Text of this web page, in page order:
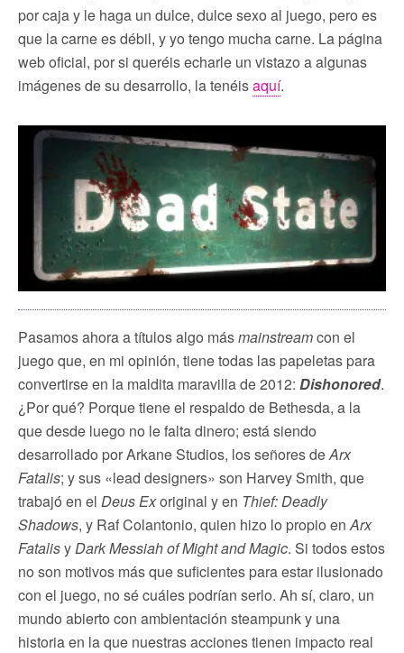
por caja y le haga un dulce, dulce sexo al juego, pero es
que la carne es débil, y yo tengo mucha carne. La página
web oficial, por si queréis echarle un vistazo a algunas
imágenes de su desarrollo, la tenéisaquí.
Pasamos ahora a títulos algo másmainstreamcon el
juego que, en mi opinión, tiene todas las papeletas para
convertirse en la maldita maravilla de 2012: Dishonored.
¿Por qué? Porque tiene el respaldo de Bethesda, a la
que desde luego no le falta dinero; está siendo
desarrollado por Arkane Studios, los señores deArx
Fatalis; y sus «lead designers» son Harvey Smith, que
trabajó en el Deus Exoriginal y en Thief: Deadly
Shadows, y Raf Colantonio, quien hizo lo propio en Arx
Fatalisy Dark Messiah of Might and Magic. Si todos estos
no son motivos más que suficientes para estar ilusionado
con el juego, no sé cuáles podrían serlo. Ah sí, claro, un
mundo abierto con ambientación steampunk y una
historia en la que nuestras acciones tienen impacto real